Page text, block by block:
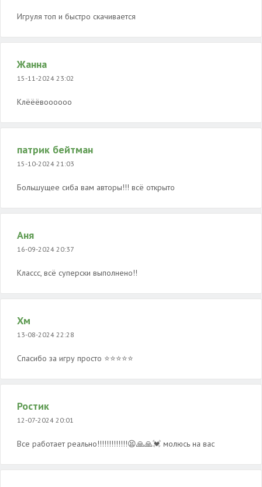
Игруля топ и быстро скачивается
Жанна
15-11-2024 23:02
Клёёёвоооооо
патрик бейтман
15-10-2024 21:03
Большущее сиба вам авторы!!! всё открыто
Аня
16-09-2024 20:37
Классс, всё суперски выполнено!!
Хм
13-08-2024 22:28
Спасибо за игру просто ⭐⭐⭐⭐⭐
Ростик
12-07-2024 20:01
Все работает реально!!!!!!!!!!!!!😫🙏🙏💓 молюсь на вас